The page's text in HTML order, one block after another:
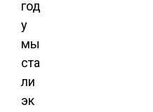
год
у
мы
ста
ли
эк